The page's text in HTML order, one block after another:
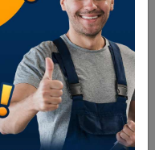
en cualquier
en conjunto
unión segura,
no todas las tuercas
diseñado para
distintas.
encuentras una